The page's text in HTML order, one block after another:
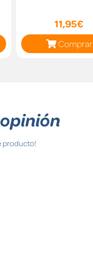
11,95€
Comprar
producto!